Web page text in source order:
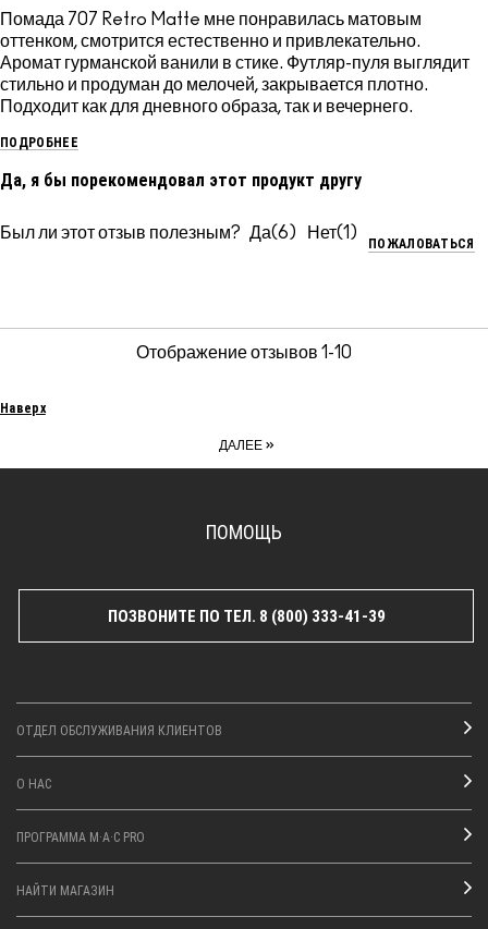
Помада 707 Retro Matte мне понравилась матовым
оттенком, смотрится естественно и привлекательно.
Аромат гурманской ванили в стике. Футляр-пуля выглядит
стильно и продуман до мелочей, закрывается плотно.
Подходит как для дневного образа, так и вечернего.
ПОДРОБНЕЕ
Да, я бы порекомендовал этот продукт другу
Был ли этот отзыв полезным? 6 1
ПОЖАЛОВАТЬСЯ
Отображение отзывов 1-10
Наверх
ДАЛЕЕ »
ПОМОЩЬ
ПОЗВОНИТЕ ПО ТЕЛ. 8 (800) 333-41-39
ОТДЕЛ ОБСЛУЖИВАНИЯ КЛИЕНТОВ
О НАС
ПРОГРАММА M·A·C PRO
НАЙТИ МАГАЗИН